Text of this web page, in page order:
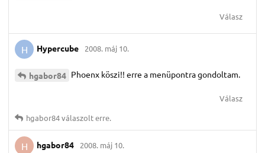
Válasz
H Hypercube 2008. máj 10.
hgabor84 Phoenx köszi!! erre a menüpontra gondoltam.
Válasz
hgabor84válaszolt erre.
H hgabor84 2008. máj 10.